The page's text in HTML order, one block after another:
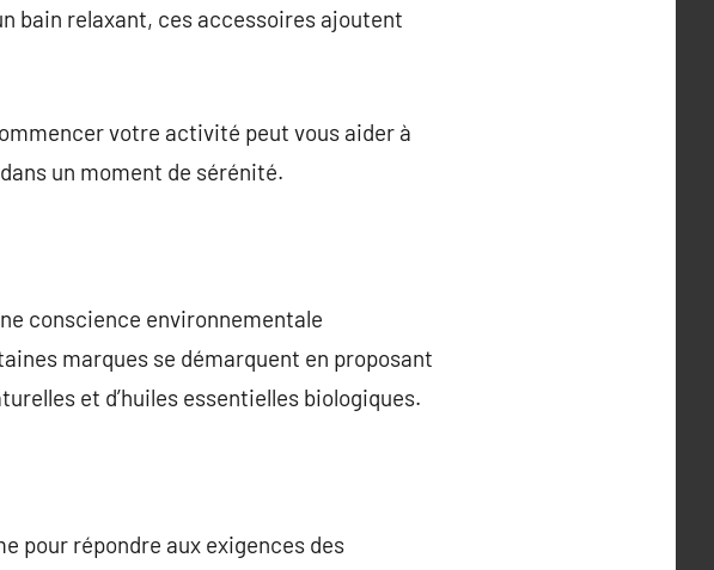
bain relaxant, ces accessoires ajoutent
votre activité peut vous aider à
un moment de sérénité.
conscience environnementale
marques se démarquent en proposant
et d’huiles essentielles biologiques.
pour répondre aux exigences des